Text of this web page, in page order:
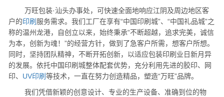
万旺包装·汕头办事处，可快速全面地响应江阴及周边地区客
户的印刷 服务需求。我们工厂在享有“中国印刷城”、“中国礼品城”之
称的温州龙港，自创立以来，始终秉承“不断超越，追求完美，诚信
为本，创新为魂！”的经营方针，做到了急客户所需，想客户所想。
同时，坚持团队精神，不断开拓创新，以适应包装印刷业日新月异
的发展。依托中国印刷城整体配套优势，充分利用先进的胶印、网
印、 UV印刷 等技术，一直在努力创造精品，塑造“万旺”品牌。
我们凭借新颖的创意设计、专业的生产设备、准确到位的物